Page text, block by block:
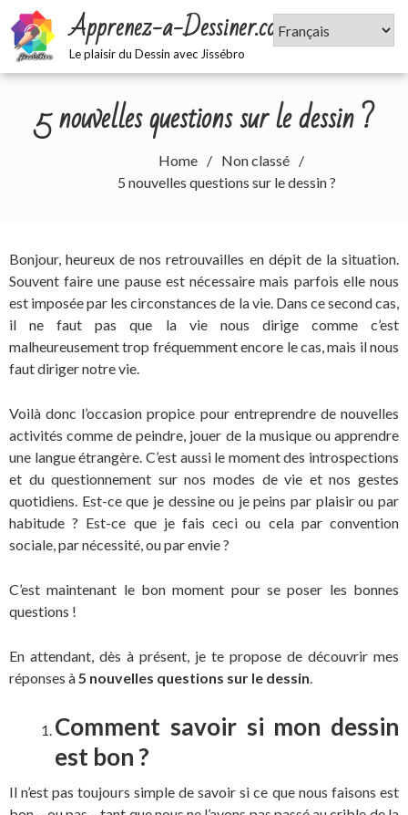
Skip
to
content
Apprenez-a-Dessiner.com
Le plaisir du Dessin avec Jissébro
5 nouvelles questions sur le dessin ?
Home
Non classé
5 nouvelles questions sur le dessin ?
Bonjour, heureux de nos retrouvailles en dépit de la situation.
Souvent faire une pause est nécessaire mais parfois elle nous
est imposée par les circonstances de la vie. Dans ce second cas,
il ne faut pas que la vie nous dirige comme c’est
malheureusement trop fréquemment encore le cas, mais il nous
faut diriger notre vie.
Voilà donc l’occasion propice pour entreprendre de nouvelles
activités comme de peindre, jouer de la musique ou apprendre
une langue étrangère. C’est aussi le moment des introspections
et du questionnement sur nos modes de vie et nos gestes
quotidiens. Est-ce que je dessine ou je peins par plaisir ou par
habitude ? Est-ce que je fais ceci ou cela par convention
sociale, par nécessité, ou par envie ?
C’est maintenant le bon moment pour se poser les bonnes
questions !
En attendant, dès à présent, je te propose de découvrir mes
réponses à5 nouvelles questions sur le dessin.
Comment savoir si mon dessin
est bon ?
Il n’est pas toujours simple de savoir si ce que nous faisons est